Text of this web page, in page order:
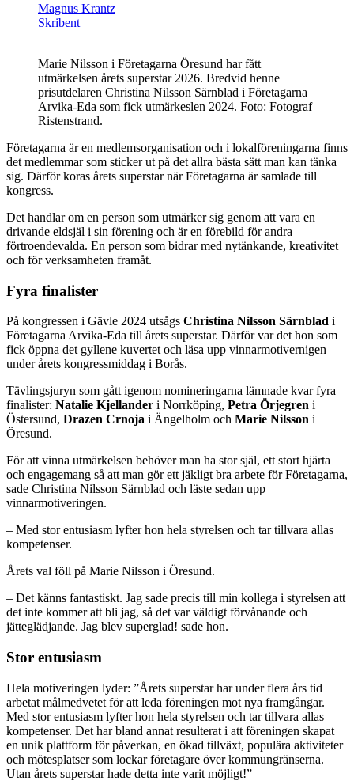
Magnus Krantz
Skribent
Marie Nilsson i Företagarna Öresund har fått
utmärkelsen årets superstar 2026. Bredvid henne
prisutdelaren Christina Nilsson Särnblad i Företagarna
Arvika-Eda som fick utmärkeslen 2024. Foto: Fotograf
Ristenstrand.
Företagarna är en medlemsorganisation och i lokalföreningarna finns
det medlemmar som sticker ut på det allra bästa sätt man kan tänka
sig. Därför koras årets superstar när Företagarna är samlade till
kongress.
Det handlar om en person som utmärker sig genom att vara en
drivande eldsjäl i sin förening och är en förebild för andra
förtroendevalda. En person som bidrar med nytänkande, kreativitet
och för verksamheten framåt.
Fyra finalister
På kongressen i Gävle 2024 utsågs Christina Nilsson Särnblad i
Företagarna Arvika-Eda till årets superstar. Därför var det hon som
fick öppna det gyllene kuvertet och läsa upp vinnarmotivernigen
under årets kongressmiddag i Borås.
Tävlingsjuryn som gått igenom nomineringarna lämnade kvar fyra
finalister: Natalie Kjellander i Norrköping, Petra Örjegren i
Östersund, Drazen Crnoja i Ängelholm och Marie Nilsson i
Öresund.
För att vinna utmärkelsen behöver man ha stor själ, ett stort hjärta
och engagemang så att man gör ett jäkligt bra arbete för Företagarna,
sade Christina Nilsson Särnblad och läste sedan upp
vinnarmotiveringen.
– Med stor entusiasm lyfter hon hela styrelsen och tar tillvara allas
kompetenser.
Årets val föll på Marie Nilsson i Öresund.
– Det känns fantastiskt. Jag sade precis till min kollega i styrelsen att
det inte kommer att bli jag, så det var väldigt förvånande och
jätteglädjande. Jag blev superglad! sade hon.
Stor entusiasm
Hela motiveringen lyder: ”Årets superstar har under flera års tid
arbetat målmedvetet för att leda föreningen mot nya framgångar.
Med stor entusiasm lyfter hon hela styrelsen och tar tillvara allas
kompetenser. Det har bland annat resulterat i att föreningen skapat
en unik plattform för påverkan, en ökad tillväxt, populära aktiviteter
och mötesplatser som lockar företagare över kommungränserna.
Utan årets superstar hade detta inte varit möjligt!”